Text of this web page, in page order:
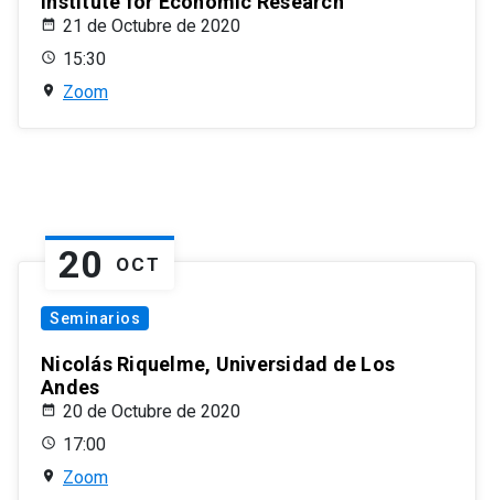
21 de Octubre de 2020
15:30
Zoom
20 OCT
Seminarios
Nicolás Riquelme, Universidad de Los
Andes
20 de Octubre de 2020
17:00
Zoom